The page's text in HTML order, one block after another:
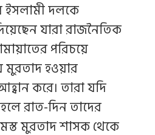
ইসলামী দলকে
যারা রাজনৈতিক
পরিচয়ে
হওয়ার
করে। তারা যদি
রাত-দিন তাদের
মুরতাদ শাসক থেকে